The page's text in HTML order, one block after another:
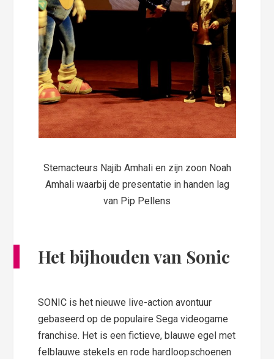
Stemacteurs Najib Amhali en zijn zoon Noah
Amhali waarbij de presentatie in handen lag
van Pip Pellens
Het bijhouden van Sonic
SONIC is het nieuwe live-action avontuur
gebaseerd op de populaire Sega videogame
franchise. Het is een fictieve, blauwe egel met
felblauwe stekels en rode hardloopschoenen